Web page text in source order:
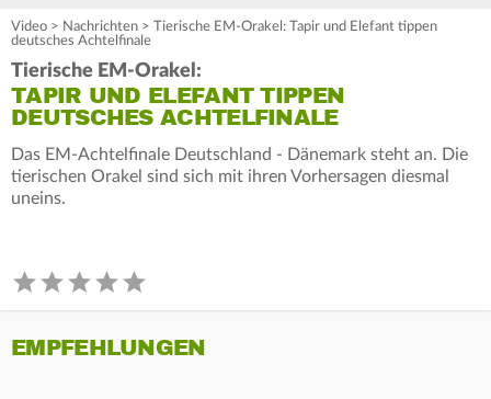
Video > Nachrichten > Tierische EM-Orakel: Tapir und Elefant tippen
deutsches Achtelfinale
Tierische EM-Orakel:
TAPIR UND ELEFANT TIPPEN
DEUTSCHES ACHTELFINALE
Das EM-Achtelfinale Deutschland - Dänemark steht an. Die
tierischen Orakel sind sich mit ihren Vorhersagen diesmal
uneins.
EMPFEHLUNGEN